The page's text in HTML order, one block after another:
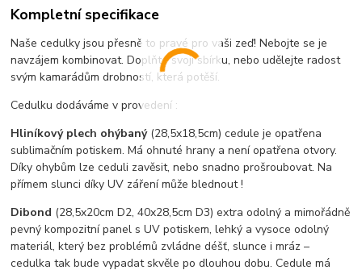
Kompletní specifikace
Naše cedulky jsou přesně to pravé pro vaši zeď! Nebojte se je
navzájem kombinovat. Doplňte svoji sbírku, nebo udělejte radost
svým kamarádům drobností, která potěší.
Cedulku dodáváme v provedení :
Hliníkový plech ohýbaný (28,5x18,5cm) cedule je opatřena
sublimačním potiskem. Má ohnuté hrany a není opatřena otvory.
Díky ohybům lze ceduli zavěsit, nebo snadno prošroubovat. Na
přímem slunci díky UV záření může blednout !
Dibond (28,5x20cm D2, 40x28,5cm D3) extra odolný a mimořádně
pevný kompozitní panel s UV potiskem, lehký a vysoce odolný
materiál, který bez problémů zvládne déšť, slunce i mráz –
cedulka tak bude vypadat skvěle po dlouhou dobu. Cedule má